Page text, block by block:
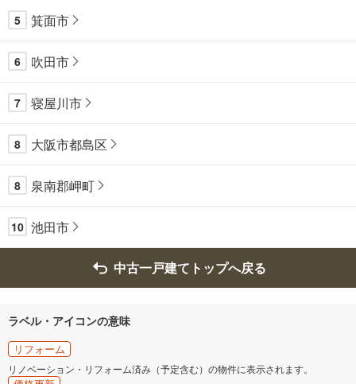
5 箕面市
6 吹田市
7 寝屋川市
8 大阪市都島区
8 泉南郡岬町
10 池田市
中古一戸建てトップへ戻る
ラベル・アイコンの意味
リフォーム
リノベーション・リフォーム済み（予定含む）の物件に表示されます。